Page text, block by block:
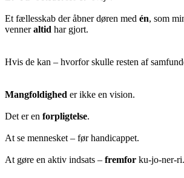
Et fællesskab der åbner døren med én, som
venneraltid har gjort.
Hvis de kan – hvorfor skulle resten af
Mangfoldighed er ikke en vision.
Det er en forpligtelse.
At se mennesket – før handicappet.
At gøre en aktiv indsats – fremfor ku-jo-ner-ri.